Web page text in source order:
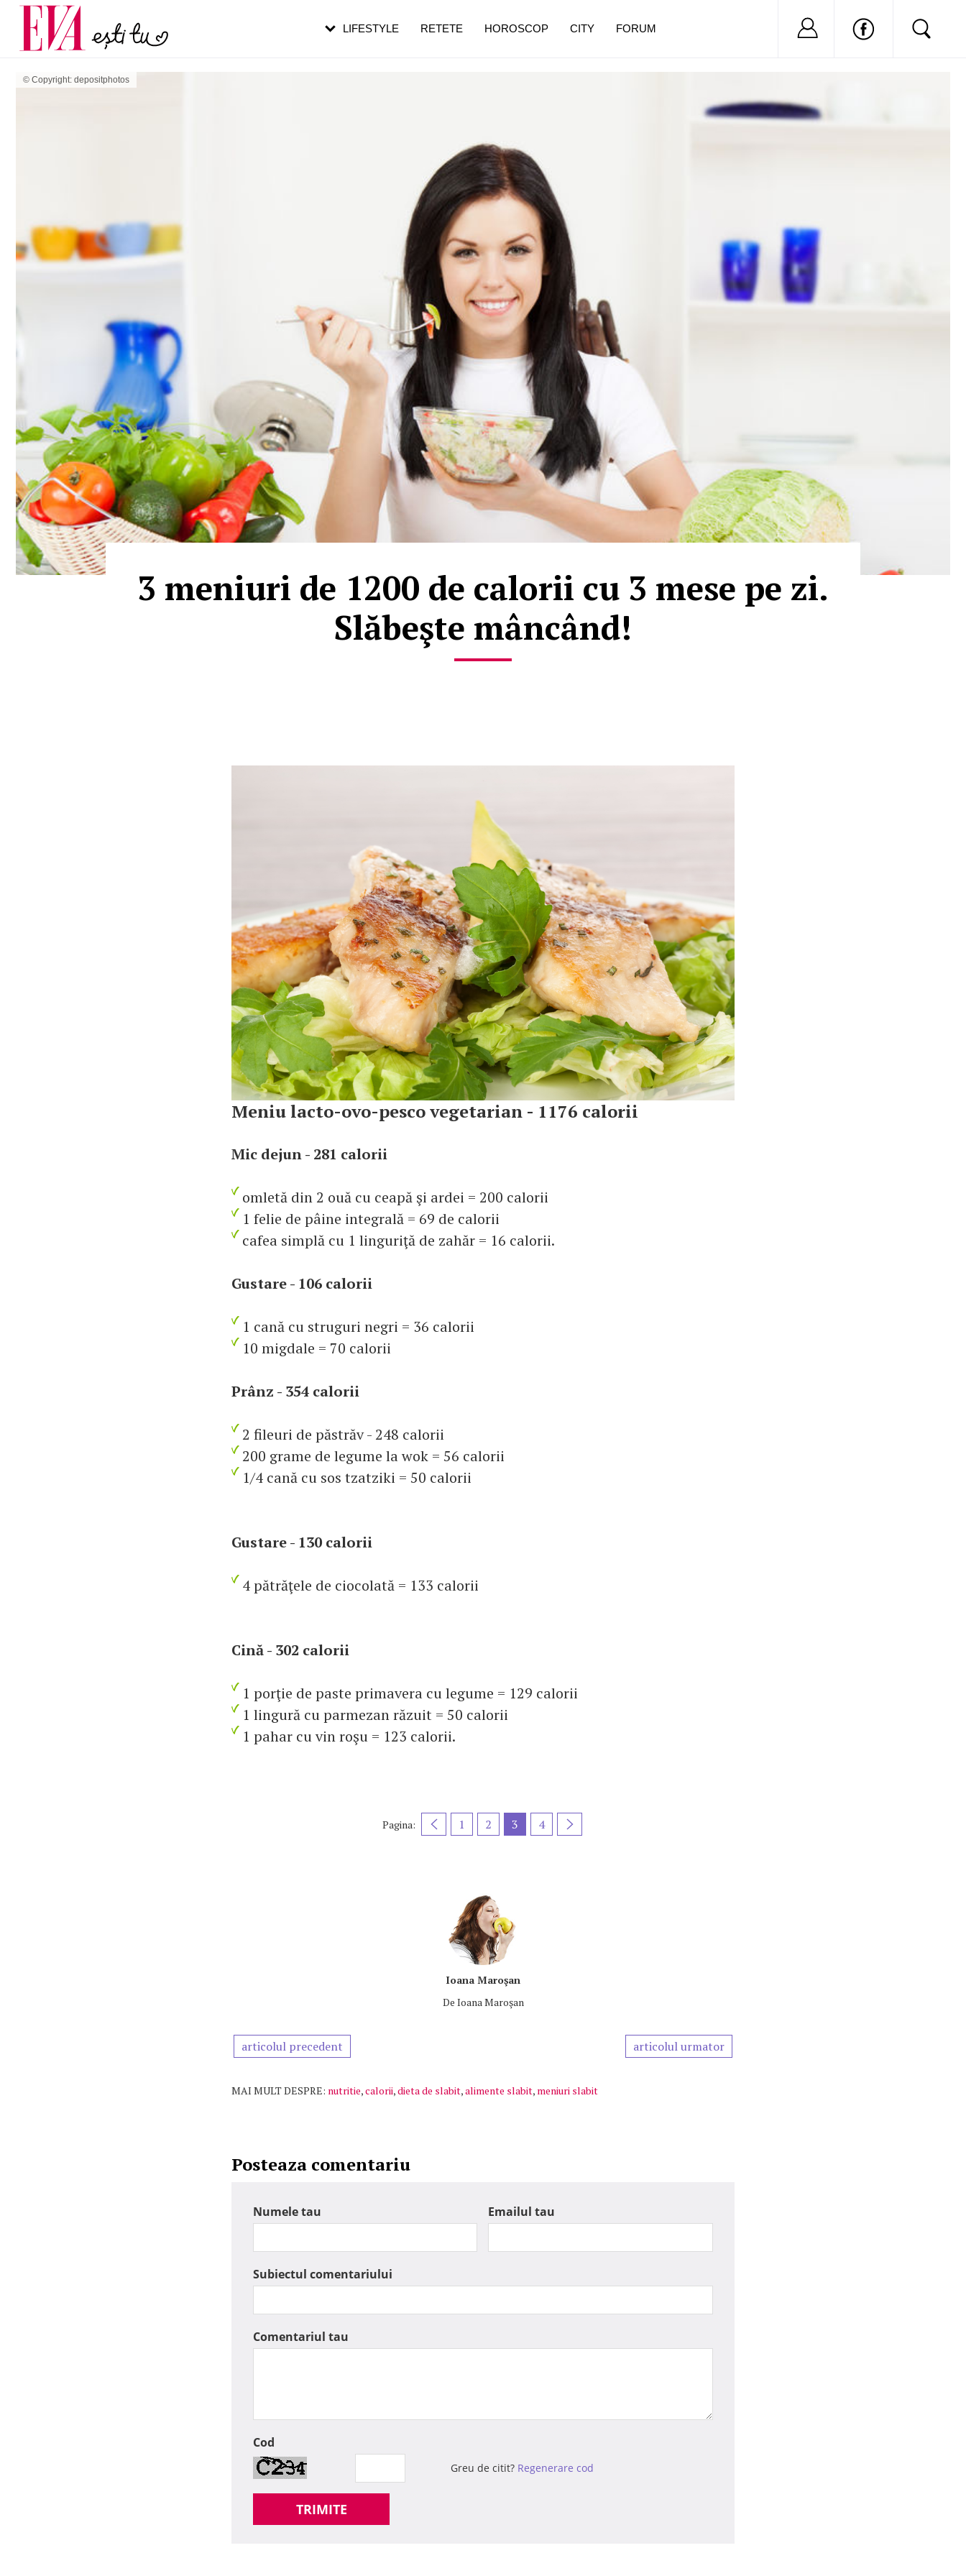
© Copyright: depositphotos
3 meniuri de 1200 de calorii cu 3 mese pe zi.
Slăbeşte mâncând!
Meniu lacto-ovo-pesco vegetarian - 1176 calorii
Mic dejun - 281 calorii
omletă din 2 ouă cu ceapă şi ardei = 200 calorii
1 felie de pâine integrală = 69 de calorii
cafea simplă cu 1 linguriţă de zahăr = 16 calorii.
Gustare - 106 calorii
1 cană cu struguri negri = 36 calorii
10 migdale = 70 calorii
Prânz - 354 calorii
2 fileuri de păstrăv - 248 calorii
200 grame de legume la wok = 56 calorii
1/4 cană cu sos tzatziki = 50 calorii
Gustare - 130 calorii
4 pătrăţele de ciocolată = 133 calorii
Cină - 302 calorii
1 porţie de paste primavera cu legume = 129 calorii
1 lingură cu parmezan răzuit = 50 calorii
1 pahar cu vin roşu = 123 calorii.
Pagina: 1 2 3 4
Ioana Maroşan
De Ioana Maroşan
articolul precedent articolul urmator
MAI MULT DESPRE: nutritie,calorii,dieta de slabit,alimente slabit, meniuri slabit
Posteaza comentariu
Numele tau Emailul tau
Subiectul comentariului
Comentariul tau
Cod
Greu de citit? Regenerare cod
TRIMITE
LIFESTYLE RETETE HOROSCOP CITY FORUM Nu ai cont?
Carieră
Actualitate
pe măsură ce înaintezi în vârstă
de dureroasă este investigația